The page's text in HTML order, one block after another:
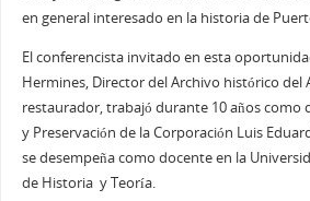
en general interesado en la historia de
El conferencista invitado en esta
Hermines, Director del Archivo histórico del
restaurador, trabajó durante 10 años como
y Preservación de la Corporación Luis
se desempeña como docente en la
de Historia y Teoría.